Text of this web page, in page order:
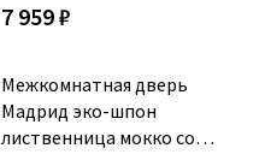
7 959 ₽
Межкомнатная дверь
Мадрид эко-шпон
лиственница мокко со